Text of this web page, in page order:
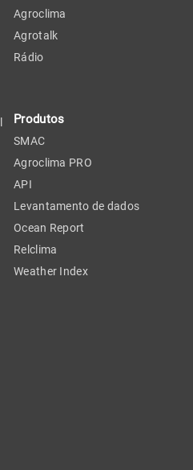
Agroclima
Agrotalk
Rádio
Produtos
SMAC
Agroclima PRO
API
Levantamento de dados
Ocean Report
Relclima
Weather Index